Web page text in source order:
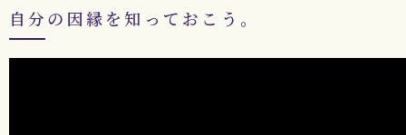
自分の因縁を知っておこう。